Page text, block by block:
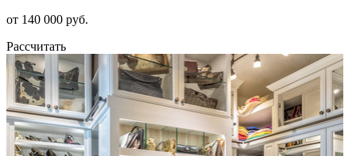
от 140 000 руб.
Рассчитать